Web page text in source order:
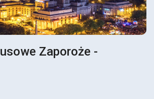
Zaporoże -